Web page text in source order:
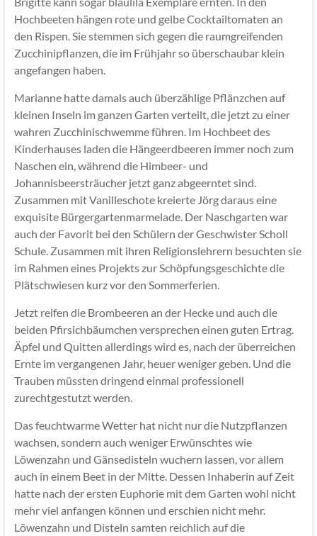
Hochbeeten hängen rote und gelbe Cocktailtomaten an
den Rispen. Sie stemmen sich gegen die raumgreifenden
Zucchinipflanzen, die im Frühjahr so überschaubar klein
angefangen haben.
Marianne hatte damals auch überzählige Pflänzchen auf
kleinen Inseln im ganzen Garten verteilt, die jetzt zu einer
wahren Zucchinischwemme führen. Im Hochbeet des
Kinderhauses laden die Hängeerdbeeren immer noch zum
Naschen ein, während die Himbeer- und
Johannisbeersträucher jetzt ganz abgeerntet sind.
Zusammen mit Vanilleschote kreierte Jörg daraus eine
exquisite Bürgergartenmarmelade. Der Naschgarten war
auch der Favorit bei den Schülern der Geschwister Scholl
Schule. Zusammen mit ihren Religionslehrern besuchten sie
im Rahmen eines Projekts zur Schöpfungsgeschichte die
Plätschwiesen kurz vor den Sommerferien.
Jetzt reifen die Brombeeren an der Hecke und auch die
beiden Pfirsichbäumchen versprechen einen guten Ertrag.
Äpfel und Quitten allerdings wird es, nach der überreichen
Ernte im vergangenen Jahr, heuer weniger geben. Und die
Trauben müssten dringend einmal professionell
zurechtgestutzt werden.
Das feuchtwarme Wetter hat nicht nur die Nutzpflanzen
wachsen, sondern auch weniger Erwünschtes wie
Löwenzahn und Gänsedisteln wuchern lassen, vor allem
auch in einem Beet in der Mitte. Dessen Inhaberin auf Zeit
hatte nach der ersten Euphorie mit dem Garten wohl nicht
mehr viel anfangen können und erschien nicht mehr.
Löwenzahn und Disteln samten reichlich auf die